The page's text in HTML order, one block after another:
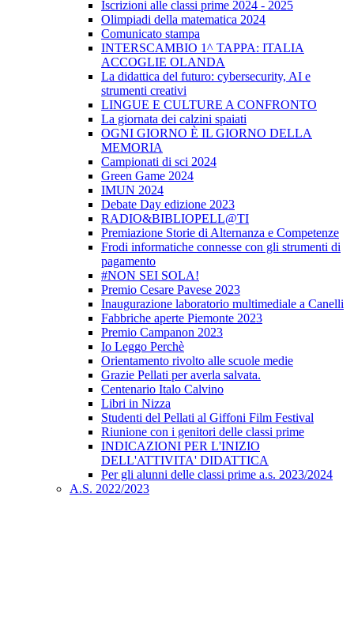
Iscrizioni alle classi prime 2024 - 2025
Olimpiadi della matematica 2024
Comunicato stampa
INTERSCAMBIO 1^ TAPPA: ITALIA
ACCOGLIE OLANDA
La didattica del futuro: cybersecurity, AI e
strumenti creativi
LINGUE E CULTURE A CONFRONTO
La giornata dei calzini spaiati
OGNI GIORNO È IL GIORNO DELLA
MEMORIA
Campionati di sci 2024
Green Game 2024
IMUN 2024
Debate Day edizione 2023
RADIO&BIBLIOPELL@TI
Premiazione Storie di Alternanza e Competenze
Frodi informatiche connesse con gli strumenti di
pagamento
#NON SEI SOLA!
Premio Cesare Pavese 2023
Inaugurazione laboratorio multimediale a Canelli
Fabbriche aperte Piemonte 2023
Premio Campanon 2023
Io Leggo Perchè
Orientamento rivolto alle scuole medie
Grazie Pellati per averla salvata.
Centenario Italo Calvino
Libri in Nizza
Studenti del Pellati al Giffoni Film Festival
Riunione con i genitori delle classi prime
INDICAZIONI PER L'INIZIO
DELL'ATTIVITA' DIDATTICA
Per gli alunni delle classi prime a.s. 2023/2024
A.S. 2022/2023